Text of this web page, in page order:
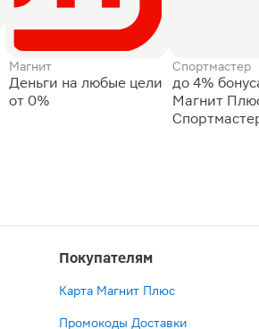
Магнит
Деньги на любые цели
от 0%
Спортмастер
до 4%
Магнит
Покупателям
Карта Магнит Плюс
Промокоды Доставки